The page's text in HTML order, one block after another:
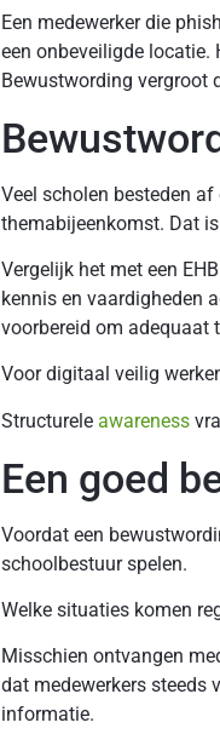
Een medewerker die
een onbeveiligde locatie.
Bewustwording vergroot
Veel scholen besteden
themabijeenkomst. Dat
Vergelijk het met een
kennis en vaardigheden
voorbereid om adequaat
Voor digitaal veilig
Structurele awareness
Een goed
Voordat een
schoolbestuur spelen.
Welke situaties komen
Misschien ontvangen
dat medewerkers steeds
informatie.